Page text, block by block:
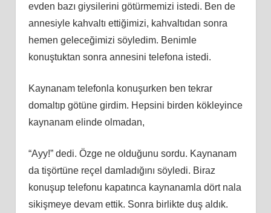
evden bazı giysilerini götürmemizi istedi. Ben de
annesiyle kahvaltı ettiğimizi, kahvaltıdan sonra
hemen geleceğimizi söyledim. Benimle
konuştuktan sonra annesini telefona istedi.
Kaynanam telefonla konuşurken ben tekrar
domaltıp götüne girdim. Hepsini birden kökleyince
kaynanam elinde olmadan,
“Ayy!” dedi. Özge ne olduğunu sordu. Kaynanam
da tişörtüne reçel damladığını söyledi. Biraz
konuşup telefonu kapatınca kaynanamla dört nala
sikişmeye devam ettik. Sonra birlikte duş aldık.